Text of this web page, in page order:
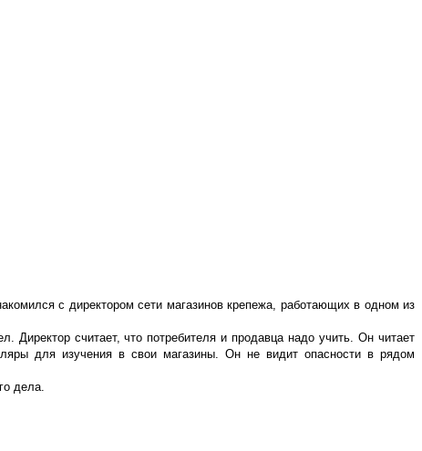
с директором сети магазинов крепежа, работающих в одном из
считает, что потребителя и продавца надо учить. Он читает
для изучения в свои магазины. Он не видит опасности в рядом
дела.